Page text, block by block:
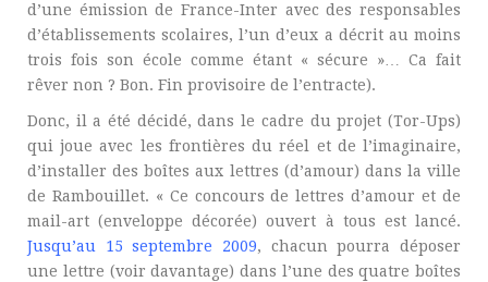
d’une émission de France-Inter avec des responsables
d’établissements scolaires, l’un d’eux a décrit au moins
trois fois son école comme étant « sécure »… Ca fait
rêver non ? Bon. Fin provisoire de l’entracte).
Donc, il a été décidé, dans le cadre du projet (Tor-Ups)
qui joue avec les frontières du réel et de l’imaginaire,
d’installer des boîtes aux lettres (d’amour) dans la ville
de Rambouillet. « Ce concours de lettres d’amour et de
mail-art (enveloppe décorée) ouvert à tous est lancé.
Jusqu’au 15 septembre 2009, chacun pourra déposer
une lettre (voir davantage) dans l’une des quatre boîtes